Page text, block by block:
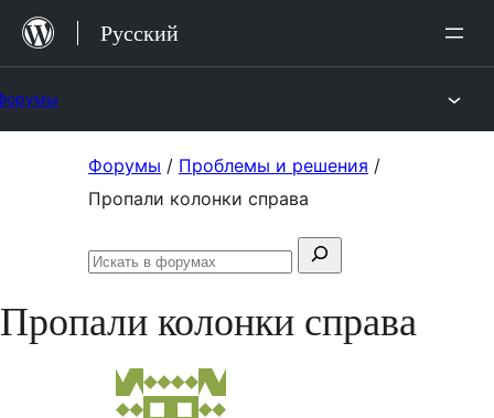
Перейти
Русский
Форумы / Проблемы и решения /
Пропали колонки справа
Поиск:
Искать
Пропали колонки справа